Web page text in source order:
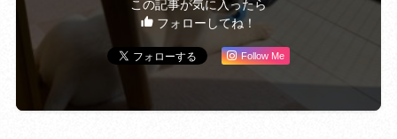
この記事が気に入ったら
フォローしてね！
Follow Me